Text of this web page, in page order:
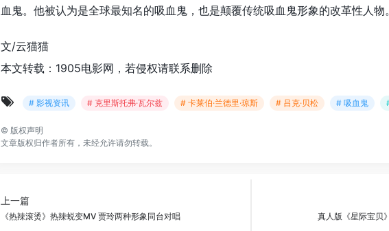
血鬼。他被认为是全球最知名的吸血鬼，也是颠覆传统吸血鬼形象的改革性人物。
文/云猫猫
本文转载：1905电影网，若侵权请联系删除
# 影视资讯 # 克里斯托弗·瓦尔兹 # 卡莱伯·兰德里·琼斯 # 吕克·贝松 # 吸血鬼
© 版权声明
文章版权归作者所有，未经允许请勿转载。
上一篇
《热辣滚烫》热辣蜕变MV 贾玲两种形象同台对唱 真人版《星际宝贝